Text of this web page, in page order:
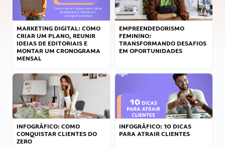
MARKETING DIGITAL: COMO
CRIAR UM PLANO, REUNIR
IDEIAS DE EDITORIAIS E
MONTAR UM CRONOGRAMA
MENSAL
EMPREENDEDORISMO
FEMININO:
TRANSFORMANDO DESAFIOS
EM OPORTUNIDADES
INFOGRÁFICO: COMO
CONQUISTAR CLIENTES DO
ZERO
INFOGRÁFICO: 10 DICAS
PARA ATRAIR CLIENTES